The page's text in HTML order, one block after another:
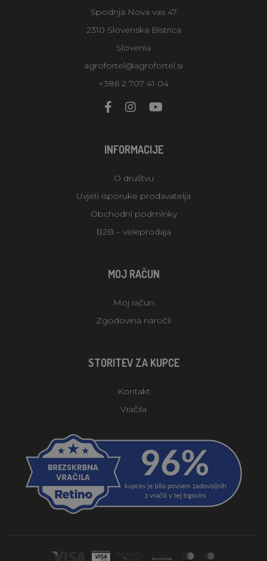
Spodnja Nova vas 47
2310 Slovenska Bistrica
Slovenia
agrofortel@agrofortel.si
+386 2 707 41 04
INFORMACIJE
O društvu
Uvjeti isporuke prodavatelja
Obchodní podmínky
B2B – veleprodaja
MOJ RAČUN
Moj račun
Zgodovina naročil
STORITEV ZA KUPCE
Kontakt
Vračila